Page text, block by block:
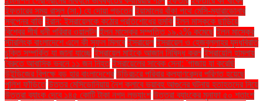
ইফতারের সময় রাসুল (সা.) যে দোয়া পড়তেন ইয়ামালের বাঁকা পথে মেসি-ম্যারাডোনার
স্বপ্নের বাড়ি ইরান: ইসরায়েলকে কঠোর প্রতিশোধের হুমকি ইলন মাস্ককে ছাড়িয়ে
বিশ্বের শীর্ষ ধনী পরিবার ওয়ালটন ইলন মাস্কের সম্পত্তি ১৯.২% কমেছে ইলন মাস্কের
স্টারলিংক বাংলাদেশে এলে কী সুফল মিলবে ইসরায়েল ইসরায়েল ও হেজবুল্লাহর যুদ্ধবিরতি
চুক্তি সম্পর্কিত যা জানা যাচ্ছে ইসরায়েল মাইকে আজান নিষিদ্ধ করল ইসরায়েলি হামলায়
বৈরুতে আবাসিক ভবনে ১১ জন নিহত ইসরায়েলের সাবেক সেনা: 'গাজায় যা করেছি
উইন্ডিজের বিপক্ষে বড় হার বাংলাদেশের উড়িরচরে পরিবার কল্যাণকেন্দ্র পরিণত হয়েছে
পুলিশ ফাঁড়িতে উত্তর মেসিডোনিয়ায় নৈশ ক্লাবে ভয়াবহ আগুনের ঘটনায় হতাহতদের নিয়ে
উত্তরা ব্যাংক দেবে ১৪৫ কোটি টাকা নগদ লভ্যাংশ উত্তরা ব্যাংকের মুনাফা ৫০ শতাংশ